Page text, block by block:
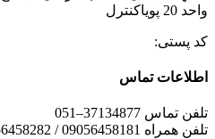
واحد 20 پویاکنترل
کد پستی:
اطلاعات تماس
تلفن تماس 37134877–051
تلفن همراه 09056458181 / 09056458282